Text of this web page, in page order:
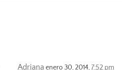
Adriana enero 30, 2014,7:52 pm